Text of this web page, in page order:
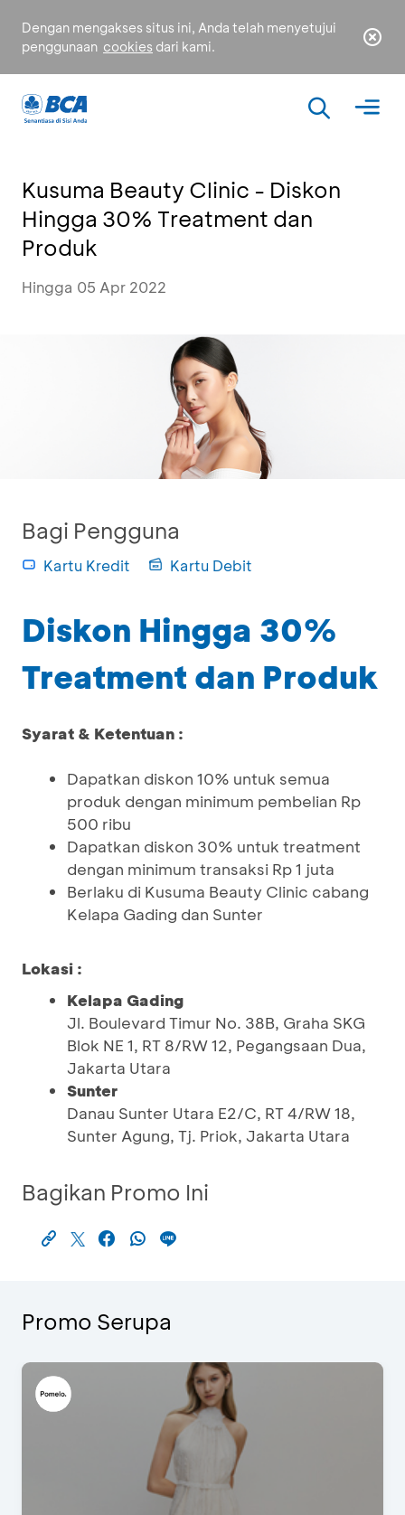
Dengan mengakses situs ini, Anda telah menyetujui
penggunaan cookies dari kami.
Kusuma Beauty Clinic - Diskon
Hingga 30% Treatment dan
Produk
Hingga 05 Apr 2022
Bagi Pengguna
Kartu Kredit Kartu Debit
Diskon Hingga 30%
Treatment dan Produk
Syarat & Ketentuan :
Dapatkan diskon 10% untuk semua
produk dengan minimum pembelian Rp
500 ribu
Dapatkan diskon 30% untuk treatment
dengan minimum transaksi Rp 1 juta
Berlaku di Kusuma Beauty Clinic cabang
Kelapa Gading dan Sunter
Lokasi :
Kelapa Gading
Jl. Boulevard Timur No. 38B, Graha SKG
Blok NE 1, RT 8/RW 12, Pegangsaan Dua,
Jakarta Utara
Sunter
Danau Sunter Utara E2/C, RT 4/RW 18,
Sunter Agung, Tj. Priok, Jakarta Utara
Bagikan Promo Ini
Promo Serupa